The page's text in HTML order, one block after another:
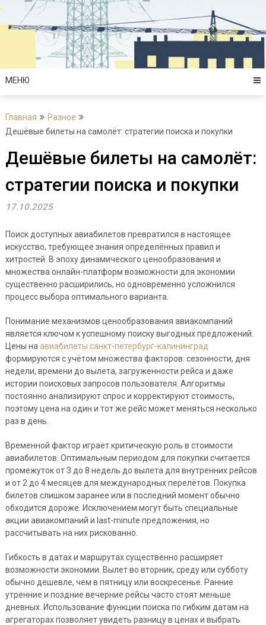
Перейти
содержимому
МЕНЮ
Главная
Разное
Дешёвые билеты на самолёт: стратегии поиска и покупки
Дешёвые билеты на самолёт:
стратегии поиска и покупки
17.10.2025
Поиск доступных авиабилетов превратился в настоящее
искусство, требующее знания определённых правил и
хитростей. В эпоху динамического ценообразования и
множества онлайн-платформ возможности для экономии
существенно расширились, но одновременно усложнился
процесс выбора оптимального варианта.
Понимание механизмов ценообразования авиакомпаний
является ключом к успешному поиску выгодных предложений.
Цены на авиабилеты санкт-петербург-калининград
формируются с учётом множества факторов: сезонности, дня
недели, времени до вылета, загруженности рейса и даже
истории поисковых запросов пользователя. Алгоритмы
постоянно анализируют спрос и корректируют стоимость,
поэтому цена на один и тот же рейс может меняться несколько
раз в день.
Временной фактор играет критическую роль в стоимости
авиабилетов. Оптимальным периодом для покупки считается
промежуток от 3 до 8 недель до вылета для внутренних рейсов
и от 2 до 4 месяцев для международных перелётов. Покупка
билетов слишком заранее или в последний момент обычно
обходится дороже. Исключением могут быть специальные
акции авиакомпаний и last-minute предложения, но
рассчитывать на них рискованно.
Гибкость в датах и маршрутах существенно расширяет
возможности экономии. Вылет во вторник, среду или субботу
обычно дешевле, чем в пятницу или воскресенье. Ранние
утренние и поздние вечерние рейсы часто стоят меньше
дневных. Использование функции поиска по гибким датам на
агрегаторах позволяет увидеть разницу в ценах и выбрать